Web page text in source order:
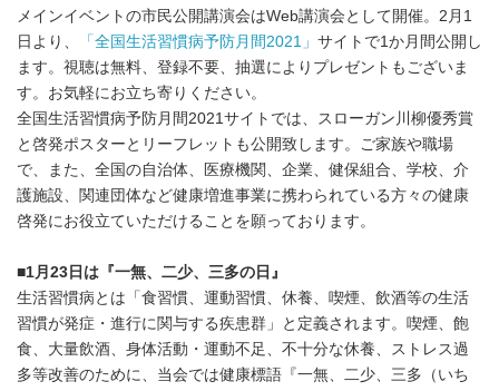
メインイベントの市民公開講演会はWeb講演会として開催。2月1
日より、
「全国生活習慣病予防月間2021」 サイトで1か月間公開し
ます。視聴は無料、登録不要、抽選によりプレゼントもございま
す。お気軽にお立ち寄りください。
全国生活習慣病予防月間2021サイトでは、スローガン川柳優秀賞
と啓発ポスターとリーフレットも公開致します。ご家族や職場
で、また、全国の自治体、医療機関、企業、健保組合、学校、介
護施設、関連団体など健康増進事業に携わられている方々の健康
啓発にお役立ていただけることを願っております。
■1月 23 日は『一無、二少、三多の日』
生活習慣病とは「食習慣、運動習慣、休養、喫煙、飲酒等の生活
習慣が発症・進行に関与する疾患群」と定義されます。喫煙、飽
食、大量飲酒、身体活動・運動不足、不十分な休養、ストレス過
多等改善のために、当会では健康標語『一無、二少、三多（いち